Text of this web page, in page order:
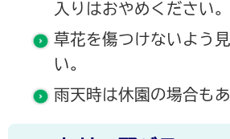
入りはおやめください。
草花を傷つけないよう
い。
雨天時は休園の場合もあ